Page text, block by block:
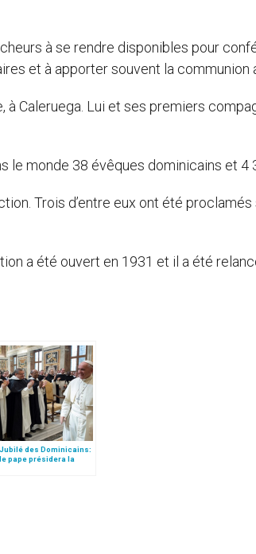
à se rendre disponibles pour
et à apporter souvent la communion
à Caleruega. Lui et ses premiers
le monde 38 évêques dominicains et 4
Trois d’entre eux ont été proclamés
a été ouvert en 1931 et il a été
Jubilé des Dominicains:
le pape présidera la